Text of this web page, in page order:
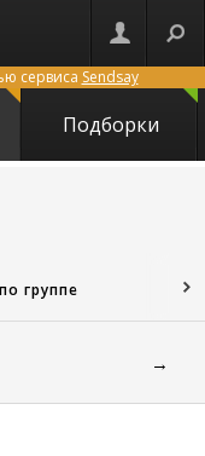
сервиса Sendsay
Подборки
группе
→